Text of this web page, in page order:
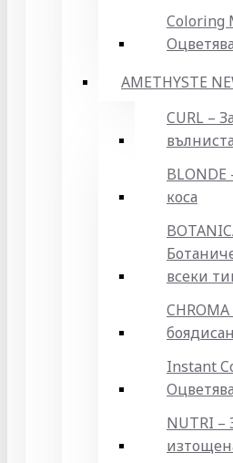
Coloring
AMETHYSTE
CURL –
BLONDE
коса
всеки
CHROMA
Instant
NUTRI –